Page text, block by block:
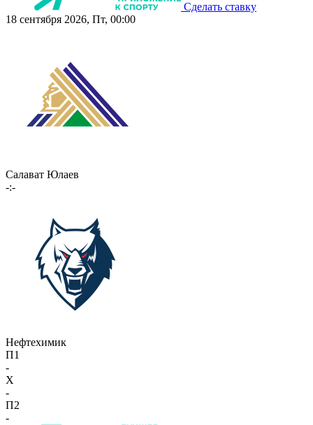
Сделать ставку
18 сентября 2026, Пт, 00:00
Салават Юлаев
-:-
Нефтехимик
П1
-
X
-
П2
-